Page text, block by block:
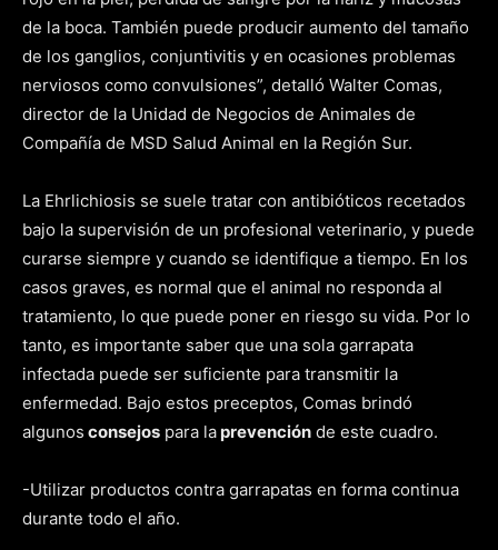
de la boca. También puede producir aumento del tamaño
de los ganglios, conjuntivitis y en ocasiones problemas
nerviosos como convulsiones”, detalló Walter Comas,
director de la Unidad de Negocios de Animales de
Compañía de MSD Salud Animal en la Región Sur.
La Ehrlichiosis se suele tratar con antibióticos recetados
bajo la supervisión de un profesional veterinario, y puede
curarse siempre y cuando se identifique a tiempo. En los
casos graves, es normal que el animal no responda al
tratamiento, lo que puede poner en riesgo su vida. Por lo
tanto, es importante saber que una sola garrapata
infectada puede ser suficiente para transmitir la
enfermedad. Bajo estos preceptos, Comas brindó
algunos consejos para laprevención de este cuadro.
-Utilizar productos contra garrapatas en forma continua
durante todo el año.